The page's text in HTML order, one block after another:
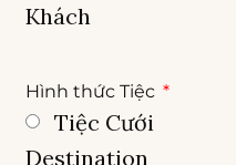
Khách
Hình thức Tiệc
Tiệc Cưới
Destination